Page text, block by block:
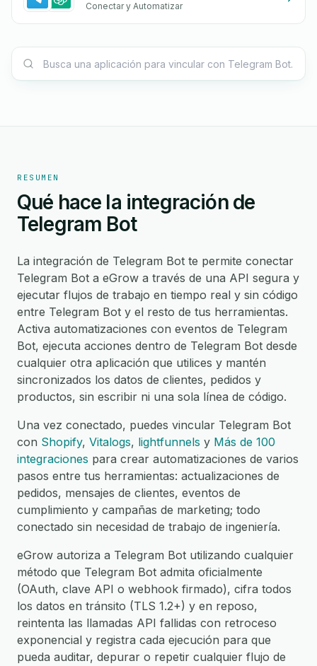
Conectar y Automatizar
RESUMEN
Qué hace la integración de
Telegram Bot
La integración de Telegram Bot te permite conectar
Telegram Bot a eGrow a través de una API segura y
ejecutar flujos de trabajo en tiempo real y sin código
entre Telegram Bot y el resto de tus herramientas.
Activa automatizaciones con eventos de Telegram
Bot, ejecuta acciones dentro de Telegram Bot desde
cualquier otra aplicación que utilices y mantén
sincronizados los datos de clientes, pedidos y
productos, sin escribir ni una sola línea de código.
Una vez conectado, puedes vincular Telegram Bot
con Shopify, Vitalogs, lightfunnels y Más de 100
integraciones para crear automatizaciones de varios
pasos entre tus herramientas: actualizaciones de
pedidos, mensajes de clientes, eventos de
cumplimiento y campañas de marketing; todo
conectado sin necesidad de trabajo de ingeniería.
eGrow autoriza a Telegram Bot utilizando cualquier
método que Telegram Bot admita oficialmente
(OAuth, clave API o webhook firmado), cifra todos
los datos en tránsito (TLS 1.2+) y en reposo,
reintenta las llamadas API fallidas con retroceso
exponencial y registra cada ejecución para que
pueda auditar, depurar o repetir cualquier flujo de